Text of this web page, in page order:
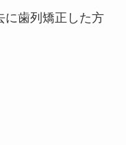
に歯列矯正した方